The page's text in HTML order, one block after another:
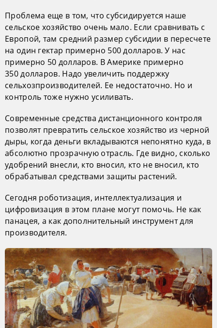
Проблема еще в том, что субсидируется наше
сельское хозяйство очень мало. Если сравнивать с
Европой, там средний размер субсидии в пересчете
на один гектар примерно 500 долларов. У нас
примерно 50 долларов. В Америке примерно
350 долларов. Надо увеличить поддержку
сельхозпроизводителей. Ее недостаточно. Но и
контроль тоже нужно усиливать.
Современные средства дистанционного контроля
позволят превратить сельское хозяйство из черной
дыры, когда деньги вкладываются непонятно куда, в
абсолютно прозрачную отрасль. Где видно, сколько
удобрений внесли, кто вносил, кто не вносил, кто
обрабатывал средствами защиты растений.
Сегодня роботизация, интеллектуализация и
цифровизация в этом плане могут помочь. Не как
панацея, а как дополнительный инструмент для
производителя.